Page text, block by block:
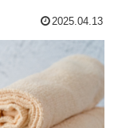
2025.04.13